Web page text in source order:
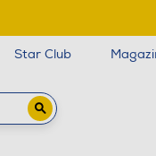
Star Club